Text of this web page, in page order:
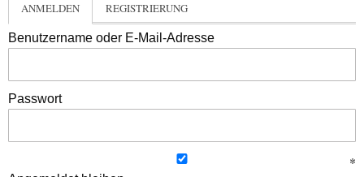
ANMELDEN REGISTRIERUNG
Benutzername oder E-Mail-Adresse
Passwort